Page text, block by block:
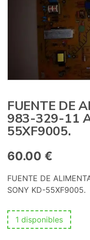
FUENTE DE
983-329-11
55XF9005.
60.00 €
FUENTE DE
SONY KD-55XF9005.
1 disponibles